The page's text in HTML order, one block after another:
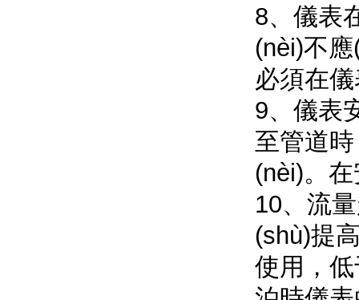
8、
(nèi)不應
必須在儀
9、儀表
至管道時
(nèi)。
10
(shù)提
使用，